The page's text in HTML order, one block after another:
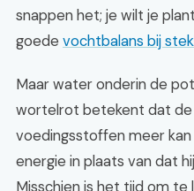
snappen het; je wilt je
goede vochtbalans bij
Maar water onderin de
wortelrot betekent dat
voedingsstoffen meer
energie in plaats van dat
Misschien is het tijd om te